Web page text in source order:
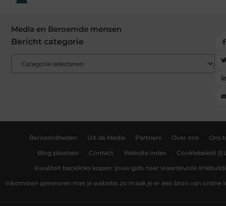
Media en Beroemde mensen
Bericht categorie
Beroemdheden Uit de Media Partners Over ons Ons
Blog plaatsen Contact Website index Cookiebeleid
Kwaliteit backlinks kopen: jouw gids naar waardevolle
Inkomsten genereren met je website: zo maak je er een bron van online